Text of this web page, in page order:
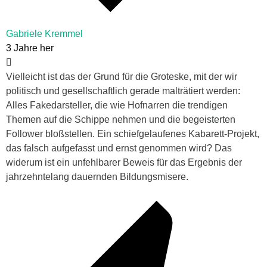
Gabriele Kremmel
3 Jahre her
Vielleicht ist das der Grund für die Groteske, mit der wir
politisch und gesellschaftlich gerade malträtiert werden:
Alles Fakedarsteller, die wie Hofnarren die trendigen
Themen auf die Schippe nehmen und die begeisterten
Follower bloßstellen. Ein schiefgelaufenes Kabarett-Projekt,
das falsch aufgefasst und ernst genommen wird? Das
widerum ist ein unfehlbarer Beweis für das Ergebnis der
jahrzehntelang dauernden Bildungsmisere.